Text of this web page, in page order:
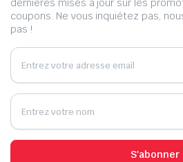
dernières mises à jour sur les
coupons. Ne vous inquiétez pas,
pas !
S'abonner